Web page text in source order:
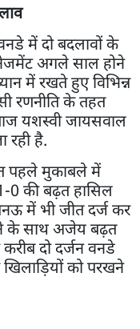
में दो बदलावों के
अगले साल होने
में रखते हुए विभिन्न
रणनीति के तहत
यशस्वी जायसवाल
रही है.
पहले मुकाबले में
0 की बढ़त हासिल
में भी जीत दर्ज कर
के साथ अजेय बढ़त
दो दर्जन वनडे
को परखने